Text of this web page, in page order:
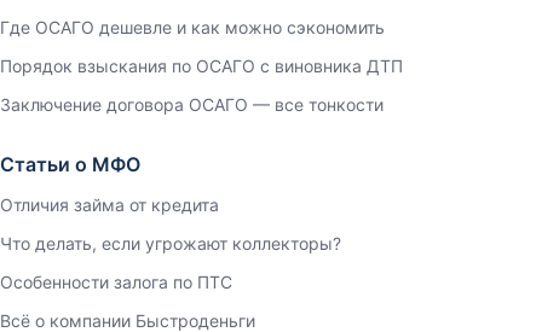
Где ОСАГО дешевле и как можно сэкономить
Порядок взыскания по ОСАГО с виновника ДТП
Заключение договора ОСАГО — все тонкости
Статьи о МФО
Отличия займа от кредита
Что делать, если угрожают коллекторы?
Особенности залога по ПТС
Всё о компании Быстроденьги